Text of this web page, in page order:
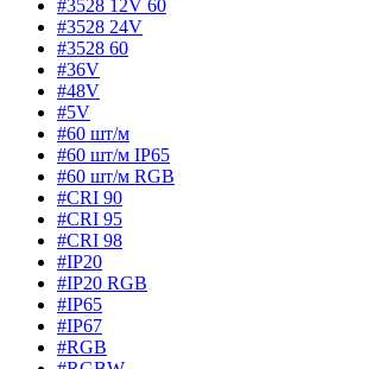
#3528 12V 60
#3528 24V
#3528 60
#36V
#48V
#5V
#60 шт/м
#60 шт/м IP65
#60 шт/м RGB
#CRI 90
#CRI 95
#CRI 98
#IP20
#IP20 RGB
#IP65
#IP67
#RGB